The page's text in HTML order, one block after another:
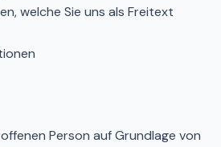
welche Sie uns als Freitext
Person auf Grundlage von